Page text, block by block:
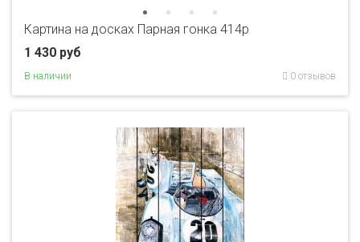
Картина на досках Парная гонка 414p
1 430 руб
В наличии 0 отзывов